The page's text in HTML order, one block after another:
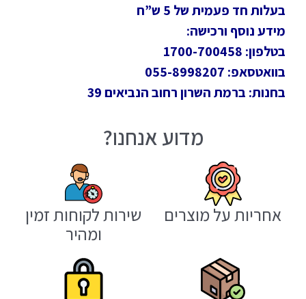
בעלות חד פעמית של 5 ש”ח
מידע נוסף ורכישה:
בטלפון: 1700-700458
בוואטסאפ: 055-8998207
בחנות: ברמת השרון רחוב הנביאים 39
מדוע אנחנו?
אחריות על מוצרים
שירות לקוחות זמין
ומהיר